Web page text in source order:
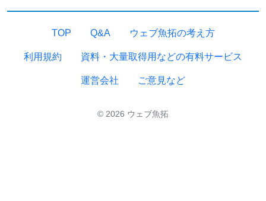
TOP Q&A ウェブ魚拓の考え方
利用規約 資料・大量取得用などの有料サービス
運営会社 ご意見など
© 2026 ウェブ魚拓